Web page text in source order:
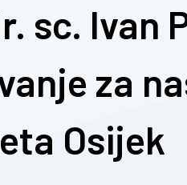
sc. Ivan
za
Osijek